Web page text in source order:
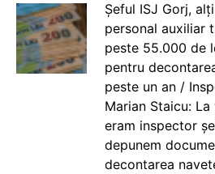
Șeful ISJ Gorj,
personal auxiliar
peste 55.000 de
pentru
peste un an /
Marian Staicu:
eram inspector
depunem
decontarea